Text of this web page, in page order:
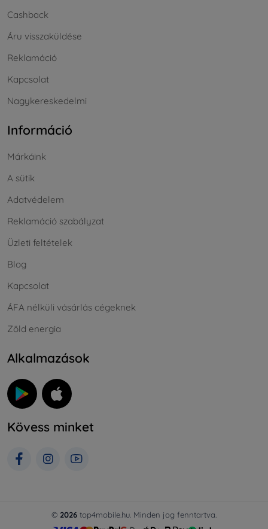
Cashback
Áru visszaküldése
Reklamáció
Kapcsolat
Nagykereskedelmi
Információ
Márkáink
A sütik
Adatvédelem
Reklamáció szabályzat
Üzleti feltételek
Blog
Kapcsolat
ÁFA nélküli vásárlás cégeknek
Zöld energia
Alkalmazások
Kövess minket
© 2026 top4mobile.hu. Minden jog fenntartva.